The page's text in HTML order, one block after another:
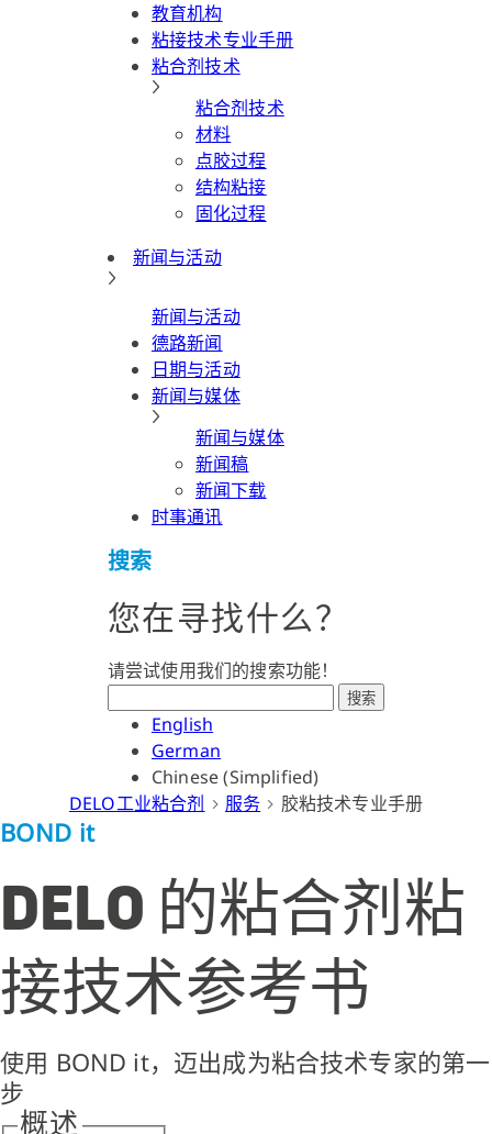
教育机构
粘接技术专业手册
粘合剂技术
粘合剂技术
材料
点胶过程
结构粘接
固化过程
新闻与活动
新闻与活动
德路新闻
日期与活动
新闻与媒体
新闻与媒体
新闻稿
新闻下载
时事通讯
搜索
您在寻找什么？
请尝试使用我们的搜索功能！
搜索
English
German
Chinese (Simplified)
DELO工业粘合剂
服务 胶粘技术专业手册
BOND it
DELO 的粘合剂粘
接技术参考书
使用 BOND it，迈出成为粘合技术专家的第一
步
概述